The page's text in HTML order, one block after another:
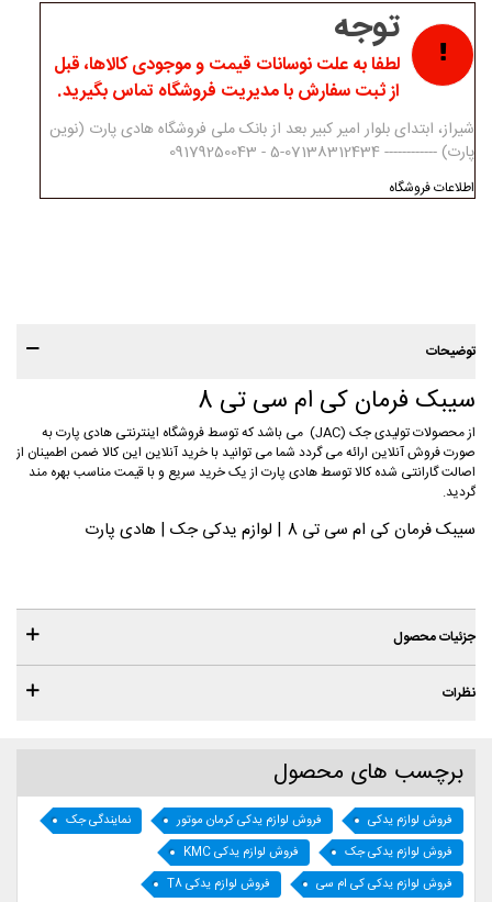
توجه
لطفا به علت نوسانات قیمت و موجودی کالاها، قبل
از ثبت سفارش با مدیریت فروشگاه تماس بگیرید.
شیراز، ابتدای بلوار امیر کبیر بعد از بانک ملی فروشگاه هادی پارت (نوین
پارت) ------------ 07138312434-5 - 09179250043
اطلاعات فروشگاه
توضیحات
سیبک فرمان کی ام سی تی 8
از محصولات تولیدی جک (JAC) می باشد که توسط فروشگاه اینترنتی هادی پارت به
صورت فروش آنلاین ارائه می گردد شما می توانید با خرید آنلاین این کالا ضمن اطمینان از
اصالت گارانتی شده کالا توسط هادی پارت از یک خرید سریع و با قیمت مناسب بهره مند
گردید.
سیبک فرمان کی ام سی تی 8 | لوازم یدکی جک | هادی پارت
جزئیات محصول
نظرات
برچسب های محصول
فروش لوازم یدکی فروش لوازم یدکی کرمان موتور
نمایندگی جک
فروش لوازم یدکی جک
فروش لوازم یدکی KMC
فروش لوازم یدکی کی ام سی
فروش لوازم یدکی T8